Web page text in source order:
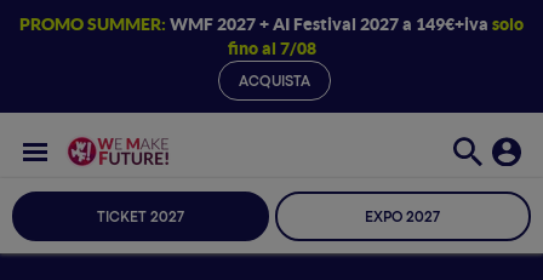
PROMO SUMMER: WMF 2027 + AI Festival 2027 a 149€+iva solo
fino al 7/08
ACQUISTA
TICKET 2027 EXPO 2027